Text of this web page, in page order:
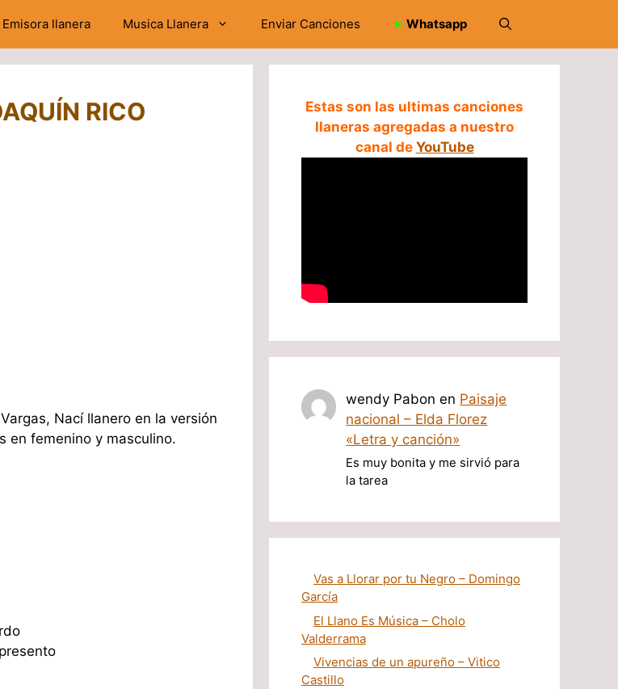
Emisora llanera Musica Llanera Enviar Canciones ➤ Whatsapp
RICO
Nací llanero en la versión
en femenino y masculino.
Estas son las ultimas canciones
llaneras agregadas a nuestro
canal de YouTube
wendy Pabon en Paisaje
nacional – Elda Florez
«Letra y canción»
Es muy bonita y me sirvió para
la tarea
Vas a Llorar por tu Negro – Domingo
García
El Llano Es Música – Cholo
Valderrama
Vivencias de un apureño – Vitico
Castillo